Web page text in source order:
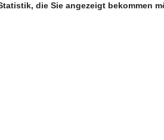
die Sie angezeigt bekommen